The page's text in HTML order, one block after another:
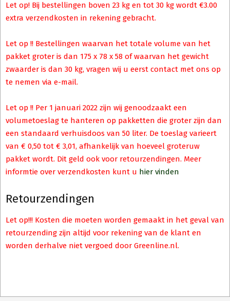
Let op! Bij bestellingen boven 23 kg en tot 30 kg wordt €3.00
extra verzendkosten in rekening gebracht.
Let op !! Bestellingen waarvan het totale volume van het
pakket groter is dan 175 x 78 x 58 of waarvan het gewicht
zwaarder is dan 30 kg, vragen wij u eerst contact met ons op
te nemen via e-mail.
Let op !! Per 1 januari 2022 zijn wij genoodzaakt een
volumetoeslag te hanteren op pakketten die groter zijn dan
een standaard verhuisdoos van 50 liter. De toeslag varieert
van € 0,50 tot € 3,01, afhankelijk van hoeveel groteruw
pakket wordt. Dit geld ook voor retourzendingen. Meer
informtie over verzendkosten kunt u hier vinden
Retourzendingen
Let op!!! Kosten die moeten worden gemaakt in het geval van
retourzending zijn altijd voor rekening van de klant en
worden derhalve niet vergoed door Greenline.nl.